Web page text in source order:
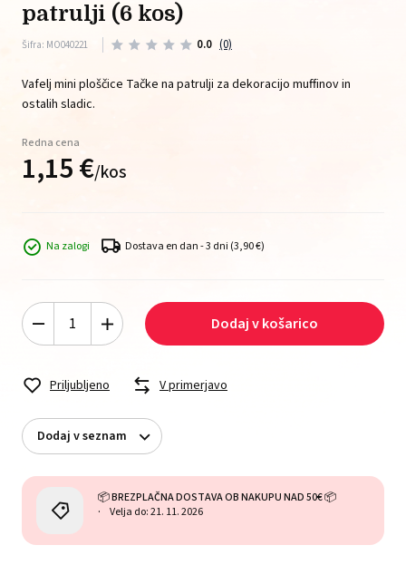
patrulji (6 kos)
Šifra: MO040221 0.0 (0)
Vafelj mini ploščice Tačke na patrulji za dekoracijo muffinov in
ostalih sladic.
Redna cena
1,15€/kos
Na zalogi Dostava en dan - 3 dni (3,90 €)
Dodaj v košarico
Priljubljeno V primerjavo
Dodaj v seznam
📦 BREZPLAČNA DOSTAVA OB NAKUPU NAD 50€ 📦
Velja do: 21. 11. 2026